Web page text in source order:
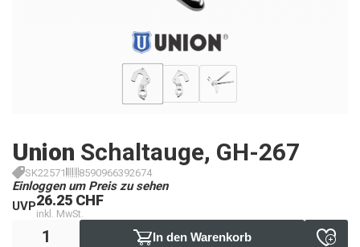
Union Schaltauge, GH-267
SK22571 8590966392674
Einloggen um Preis zu sehen
UVP26.25 CHF
inkl. MwSt.
In den Warenkorb